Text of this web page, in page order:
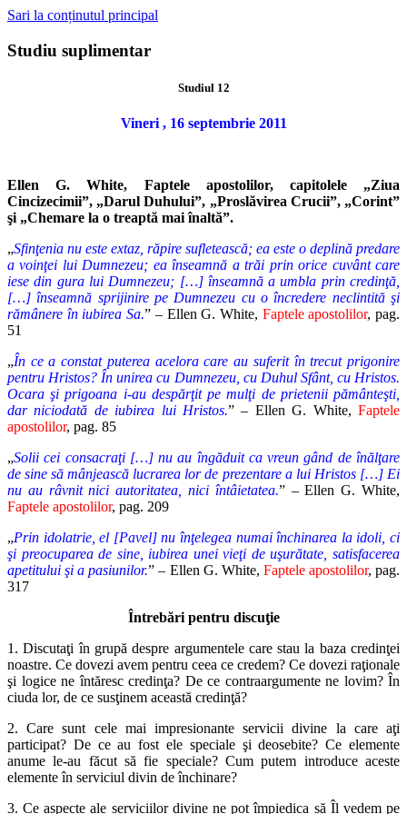
Sari la conținutul principal
Studiu suplimentar
Studiul 12
Vineri , 16 septembrie 2011
Ellen G. White, Faptele apostolilor, capitolele „Ziua
Cincizecimii”, „Darul Duhului”, „Proslăvirea Crucii”, „Corint”
şi „Chemare la o treaptă mai înaltă”.
„Sfinţenia nu este extaz, răpire sufletească; ea este o deplină predare
a voinţei lui Dumnezeu; ea înseamnă a trăi prin orice cuvânt care
iese din gura lui Dumnezeu; […] înseamnă a umbla prin credinţă,
[…] înseamnă sprijinire pe Dumnezeu cu o încredere neclintită şi
rămânere în iubirea Sa.” – Ellen G. White, Faptele apostolilor, pag.
51
„În ce a constat puterea acelora care au suferit în trecut prigonire
pentru Hristos? În unirea cu Dumnezeu, cu Duhul Sfânt, cu Hristos.
Ocara şi prigoana i-au despărţit pe mulţi de prietenii pământeşti,
dar niciodată de iubirea lui Hristos.” – Ellen G. White, Faptele
apostolilor, pag. 85
„Solii cei consacraţi […] nu au îngăduit ca vreun gând de înălţare
de sine să mânjească lucrarea lor de prezentare a lui Hristos […] Ei
nu au râvnit nici autoritatea, nici întâietatea.” – Ellen G. White,
Faptele apostolilor, pag. 209
„Prin idolatrie, el [Pavel] nu înţelegea numai închinarea la idoli, ci
şi preocuparea de sine, iubirea unei vieţi de uşurătate, satisfacerea
apetitului şi a pasiunilor.” – Ellen G. White, Faptele apostolilor, pag.
317
Întrebări pentru discuţie
1. Discutaţi în grupă despre argumentele care stau la baza credinţei
noastre. Ce dovezi avem pentru ceea ce credem? Ce dovezi raţionale
şi logice ne întăresc credinţa? De ce contraargumente ne lovim? În
ciuda lor, de ce susţinem această credinţă?
2. Care sunt cele mai impresionante servicii divine la care aţi
participat? De ce au fost ele speciale şi deosebite? Ce elemente
anume le-au făcut să fie speciale? Cum putem introduce aceste
elemente în serviciul divin de închinare?
3. Ce aspecte ale serviciilor divine ne pot împiedica să Îl vedem pe